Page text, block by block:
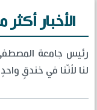
الأخبار
رئيس جامعة
لنا لأنّنا في خندقٍ واحدٍ